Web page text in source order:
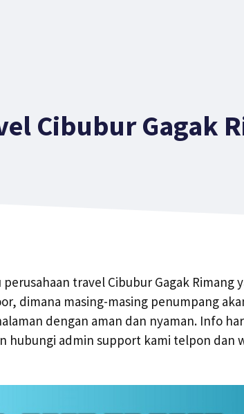
Cibubur Gagak
perusahaan travel Cibubur Gagak Rimang
dimana masing-masing penumpang
dengan aman dan nyaman. Info
hubungi admin support kami telpon dan